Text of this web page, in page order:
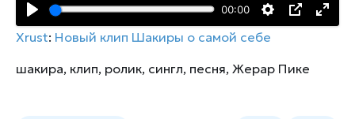
00:00
Xrust: Новый клип Шакиры о самой себе
шакира, клип, ролик, сингл, песня, Жерар Пике